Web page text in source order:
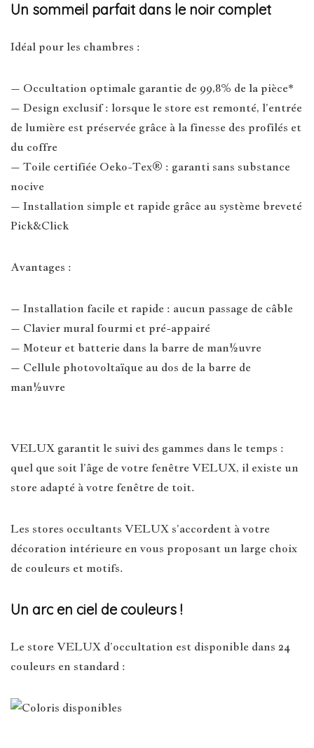
Un sommeil parfait dans le noir complet
Idéal pour les chambres :
– Occultation optimale garantie de 99,8% de la pièce*
– Design exclusif : lorsque le store est remonté, l’entrée
de lumière est préservée grâce à la finesse des profilés et
du coffre
– Toile certifiée Oeko-Tex® : garanti sans substance
nocive
– Installation simple et rapide grâce au système breveté
Pick&Click
Avantages :
– Installation facile et rapide : aucun passage de câble
– Clavier mural fourmi et pré-appairé
– Moteur et batterie dans la barre de man½uvre
– Cellule photovoltaïque au dos de la barre de
man½uvre
VELUX garantit le suivi des gammes dans le temps :
quel que soit l’âge de votre fenêtre VELUX, il existe un
store adapté à votre fenêtre de toit.
Les stores occultants VELUX s’accordent à votre
décoration intérieure en vous proposant un large choix
de couleurs et motifs.
Un arc en ciel de couleurs !
Le store VELUX d’occultation est disponible dans 24
couleurs en standard :